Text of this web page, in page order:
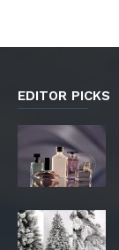
EDITOR PICKS